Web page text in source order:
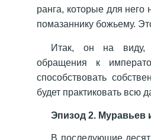
ранга, которые для него
помазаннику божьему.
Итак, он на виду,
обращения к
способствовать
будет практиковать всю
Эпизод 2. Муравьев
В последующие